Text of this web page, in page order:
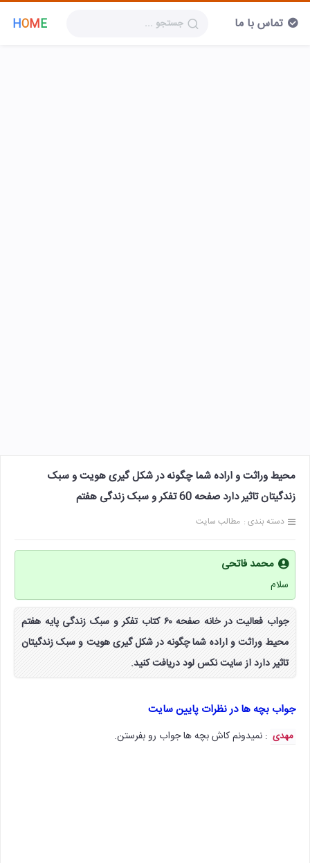
HOME تماس با ما
محیط وراثت و اراده شما چگونه در شکل گیری هویت و سبک
زندگیتان تاثیر دارد صفحه 60 تفکر و سبک زندگی هفتم
دسته بندی : مطالب سایت
محمد فاتحی
سلام
جواب فعالیت در خانه صفحه ۶۰ کتاب تفکر و سبک زندگی پایه هفتم
محیط وراثت و اراده شما چگونه در شکل گیری هویت و سبک زندگیتان
تاثیر دارد از سایت نکس لود دریافت کنید.
جواب بچه ها در نظرات پایین سایت
مهدی : نمیدونم کاش بچه ها جواب رو بفرستن.